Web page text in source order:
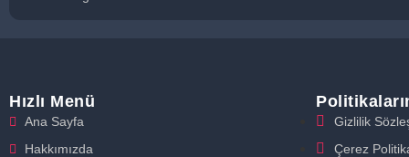
Hızlı Menü
Ana Sayfa
Hakkımızda
Gizlilik
Çerez